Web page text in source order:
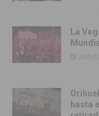
La
20/
hasta